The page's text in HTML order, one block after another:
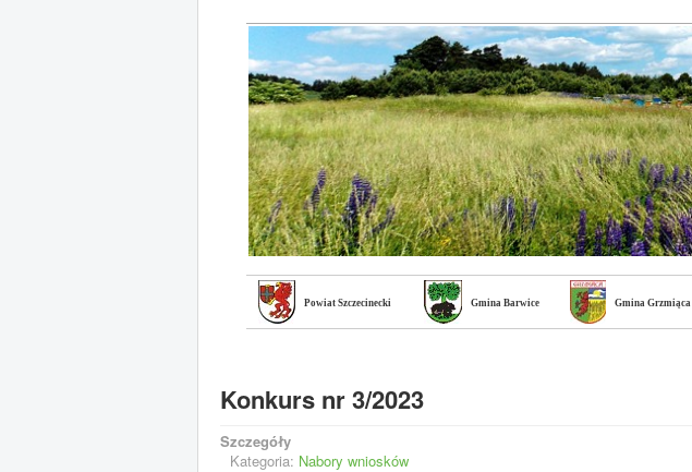
Powiat Szczecinecki Gmina Barwice Gmina Grzmiąca
Konkurs nr 3/2023
Szczegóły
Kategoria: Nabory wniosków